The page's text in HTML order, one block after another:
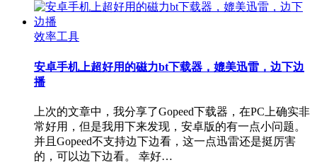
效率工具
安卓手机上超好用的磁力bt下载器，媲美迅雷，边下边
播
上次的文章中，我分享了Gopeed下载器，在PC上确实非
常好用，但是我用下来发现，安卓版的有一点小问题。
并且Gopeed不支持边下边看，这一点迅雷还是挺厉害
的，可以边下边看。 幸好…